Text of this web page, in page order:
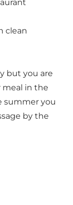
clean
but you are
meal in the
summer you
by the